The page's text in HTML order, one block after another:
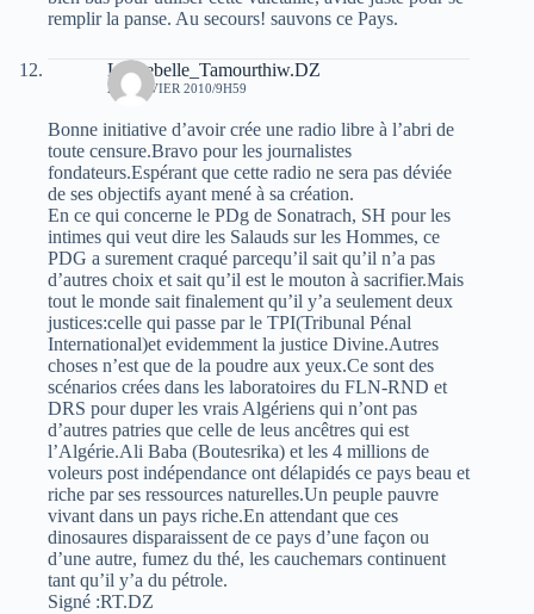
remplir la panse. Au secours! sauvons ce Pays.
Le Rebelle_Tamourthiw.DZ
24 JANVIER 2010/9H59
Bonne initiative d’avoir crée une radio libre à l’abri de
toute censure.Bravo pour les journalistes
fondateurs.Espérant que cette radio ne sera pas déviée
de ses objectifs ayant mené à sa création.
En ce qui concerne le PDg de Sonatrach, SH pour les
intimes qui veut dire les Salauds sur les Hommes, ce
PDG a surement craqué parcequ’il sait qu’il n’a pas
d’autres choix et sait qu’il est le mouton à sacrifier.Mais
tout le monde sait finalement qu’il y’a seulement deux
justices:celle qui passe par le TPI(Tribunal Pénal
International)et evidemment la justice Divine.Autres
choses n’est que de la poudre aux yeux.Ce sont des
scénarios crées dans les laboratoires du FLN-RND et
DRS pour duper les vrais Algériens qui n’ont pas
d’autres patries que celle de leus ancêtres qui est
l’Algérie.Ali Baba (Boutesrika) et les 4 millions de
voleurs post indépendance ont délapidés ce pays beau et
riche par ses ressources naturelles.Un peuple pauvre
vivant dans un pays riche.En attendant que ces
dinosaures disparaissent de ce pays d’une façon ou
d’une autre, fumez du thé, les cauchemars continuent
tant qu’il y’a du pétrole.
Signé :RT.DZ